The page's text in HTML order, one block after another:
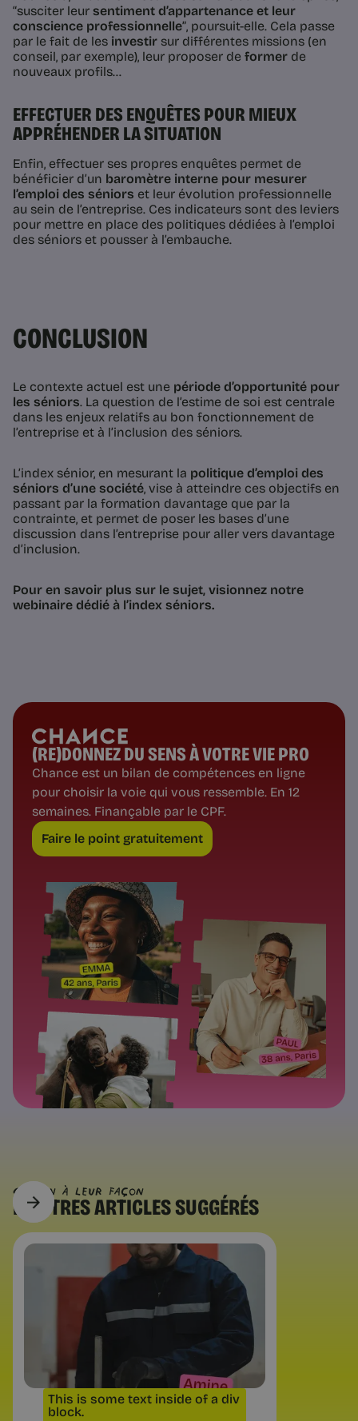
“susciter leur sentiment d’appartenance et leur
conscience professionnelle”, poursuit-elle. Cela passe
par le fait de les investir sur différentes missions (en
conseil, par exemple), leur proposer de former de
nouveaux profils…
EFFECTUER DES ENQUÊTES POUR MIEUX
APPRÉHENDER LA SITUATION
Enfin, effectuer ses propres enquêtes permet de
bénéficier d’un baromètre interne pour mesurer
l’emploi des séniors et leur évolution professionnelle
au sein de l’entreprise. Ces indicateurs sont des leviers
pour mettre en place des politiques dédiées à l’emploi
des séniors et pousser à l’embauche.
CONCLUSION
Le contexte actuel est une période d’opportunité pour
les séniors. La question de l’estime de soi est centrale
dans les enjeux relatifs au bon fonctionnement de
l’entreprise et à l’inclusion des séniors.
L’index sénior, en mesurant la politique d’emploi des
séniors d’une société, vise à atteindre ces objectifs en
passant par la formation davantage que par la
contrainte, et permet de poser les bases d’une
discussion dans l’entreprise pour aller vers davantage
d’inclusion.
Pour en savoir plus sur le sujet, visionnez notre
webinaire dédié à l’index séniors.
(RE)DONNEZ DU SENS À VOTRE VIE PRO
Chance est un bilan de compétences en ligne
pour choisir la voie qui vous ressemble. En 12
semaines. Finançable par le CPF.
Faire le point gratuitement
Tendances RH
Un recrutement sur trois se joue
par les relations | Chance
Près d’un recrutement sur trois passe
par les relations professionnelles ou
personnelles, selon la DARES. Ce que
ce chiffre dit vraiment des inégalités
de carrière.
CHACUN À Leur FAÇON
D’AUTRESARTICLES SUGGÉRÉS
This is some text inside of a div
block.